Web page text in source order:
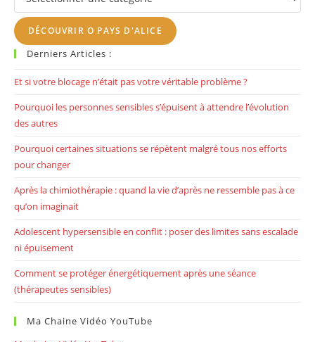
DÉCOUVRIR O PAYS D'ALICE
Derniers Articles :
Et si votre blocage n’était pas votre véritable problème ?
Pourquoi les personnes sensibles s’épuisent à attendre l’évolution
des autres
Pourquoi certaines situations se répètent malgré tous nos efforts
pour changer
Après la chimiothérapie : quand la vie d’après ne ressemble pas à ce
qu’on imaginait
Adolescent hypersensible en conflit : poser des limites sans escalade
ni épuisement
Comment se protéger énergétiquement après une séance
(thérapeutes sensibles)
Ma Chaine Vidéo YouTube